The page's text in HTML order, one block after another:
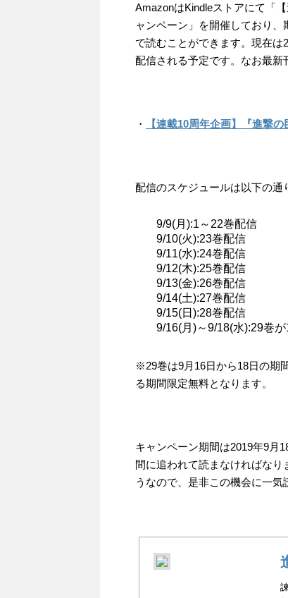
AmazonはKindleストアにて「
ャンペーン」を開催しており
で読むことができます。現在
配信される予定です。なお最新
・ 【連載10周年企画】『進撃
配信のスケジュールは以下の通
9/9(月):1～22巻配信
9/10(火):23巻配信
9/11(水):24巻配信
9/12(木):25巻配信
9/13(金):26巻配信
9/14(土):27巻配信
9/15(日):28巻配信
9/16(月)～9/18(水):29巻が
※29巻は9月16日から18日の期
る期間限定無料となります。
キャンペーン期間は2019年9月
間に追われて読まなければな
うなので、是非この機会に一気